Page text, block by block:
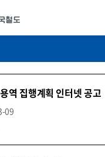
역 집행계획 인터넷 공고
09